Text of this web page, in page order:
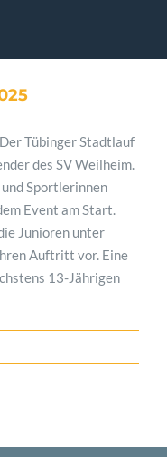
Tübinger Stadtlauf
des SV Weilheim.
Sportlerinnen
Event am Start.
Junioren unter
Auftritt vor. Eine
13-Jährigen